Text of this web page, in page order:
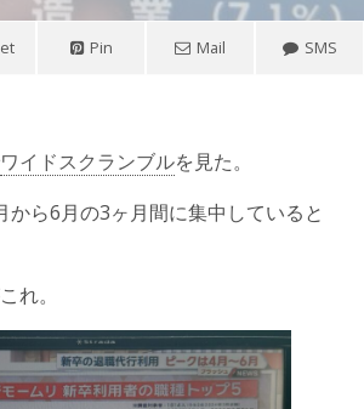
Pin Mail SMS
ワイドスクランブルを見た。
から6月の3ヶ月間に集中していると
れ。